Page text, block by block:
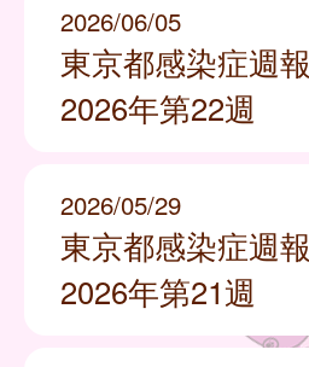
2026/06/05
東京都感染症週報
2026年第22週
2026/05/29
東京都感染症週報
2026年第21週